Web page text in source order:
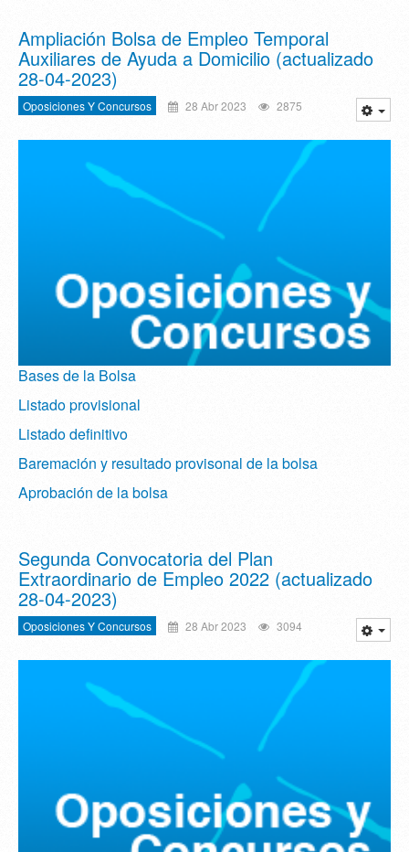
Ampliación Bolsa de Empleo Temporal
Auxiliares de Ayuda a Domicilio (actualizado
28-04-2023)
Oposiciones Y Concursos 28 Abr 2023 2875
Bases de la Bolsa
Listado provisional
Listado definitivo
Baremación y resultado provisonal de la bolsa
Aprobación de la bolsa
Segunda Convocatoria del Plan
Extraordinario de Empleo 2022 (actualizado
28-04-2023)
Oposiciones Y Concursos 28 Abr 2023 3094